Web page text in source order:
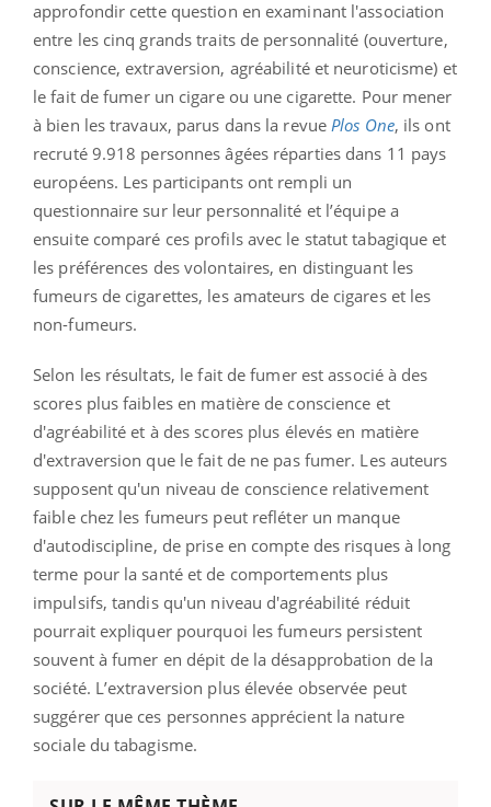
approfondir cette question en examinant l'association
entre les cinq grands traits de personnalité (ouverture,
conscience, extraversion, agréabilité et neuroticisme) et
le fait de fumer un cigare ou une cigarette. Pour mener
à bien les travaux, parus dans la revue Plos One, ils ont
recruté 9.918 personnes âgées réparties dans 11 pays
européens. Les participants ont rempli un
questionnaire sur leur personnalité et l’équipe a
ensuite comparé ces profils avec le statut tabagique et
les préférences des volontaires, en distinguant les
fumeurs de cigarettes, les amateurs de cigares et les
non-fumeurs.
Selon les résultats, le fait de fumer est associé à des
scores plus faibles en matière de conscience et
d'agréabilité et à des scores plus élevés en matière
d'extraversion que le fait de ne pas fumer. Les auteurs
supposent qu'un niveau de conscience relativement
faible chez les fumeurs peut refléter un manque
d'autodiscipline, de prise en compte des risques à long
terme pour la santé et de comportements plus
impulsifs, tandis qu'un niveau d'agréabilité réduit
pourrait expliquer pourquoi les fumeurs persistent
souvent à fumer en dépit de la désapprobation de la
société. L’extraversion plus élevée observée peut
suggérer que ces personnes apprécient la nature
sociale du tabagisme.